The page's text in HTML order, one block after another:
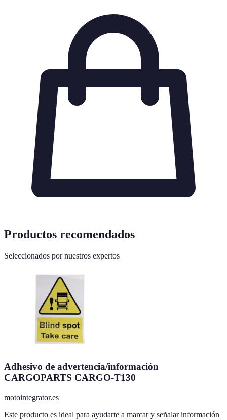
Productos recomendados
Seleccionados por nuestros expertos
Adhesivo de advertencia/información
CARGOPARTS CARGO-T130
motointegrator.es
Este producto es ideal para ayudarte a marcar y señalar información